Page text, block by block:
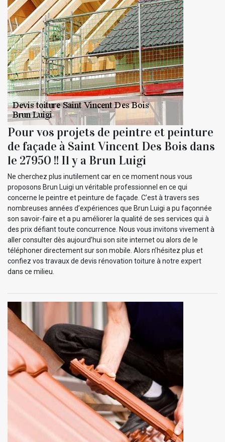
Pour vos projets de peintre et peinture
de façade à Saint Vincent Des Bois dans
le 27950 !! Il y a Brun Luigi
Ne cherchez plus inutilement car en ce moment nous vous
proposons Brun Luigi un véritable professionnel en ce qui
concerne le peintre et peinture de façade. C’est à travers ses
nombreuses années d’expériences que Brun Luigi a pu façonnée
son savoir-faire et a pu améliorer la qualité de ses services qui à
des prix défiant toute concurrence. Nous vous invitons vivement à
aller consulter dès aujourd’hui son site internet ou alors de le
téléphoner directement sur son mobile. Alors n’hésitez plus et
confiez vos travaux de devis rénovation toiture à notre expert
dans ce milieu.